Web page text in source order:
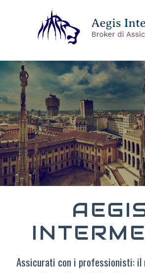
Assicurati con i professionisti: il